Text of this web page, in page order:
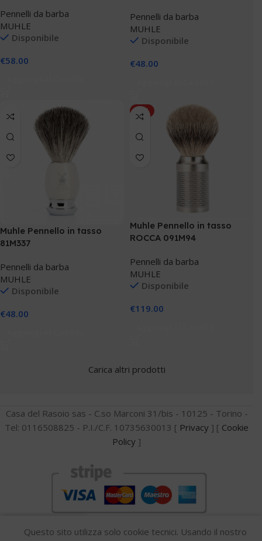
Pennelli da barba
MUHLE
Disponibile
€58.00
Pennelli da barba
MUHLE
Disponibile
€48.00
Muhle Pennello in tasso
81M337
Pennelli da barba
MUHLE
Disponibile
€48.00
HOT
Muhle Pennello in tasso
ROCCA 091M94
Pennelli da barba
MUHLE
Disponibile
€119.00
Carica altri prodotti
Casa del Rasoio sas - C.so Marconi 31/bis - 10125 - Torino -
Tel: 0116508825 - P.I./C.F. 10735630013 [ Privacy ] [ Cookie
Policy ]
Questo sito utilizza solo cookie tecnici. Usando il nostro